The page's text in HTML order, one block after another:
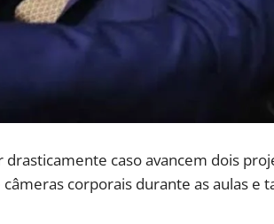
caso avancem dois
corporais durante as aulas e